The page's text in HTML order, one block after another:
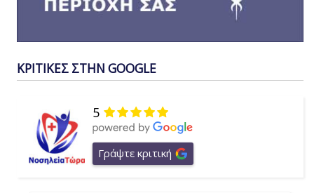
ΚΡΙΤΙΚΕΣ ΣΤΗΝ GOOGLE
5
Γράψτε κριτική